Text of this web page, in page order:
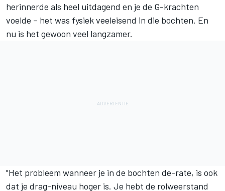
herinnerde als heel uitdagend en je de G-krachten
voelde – het was fysiek veeleisend in die bochten. En
nu is het gewoon veel langzamer.
"Het probleem wanneer je in de bochten de-rate, is ook
dat je drag-niveau hoger is. Je hebt de rolweerstand